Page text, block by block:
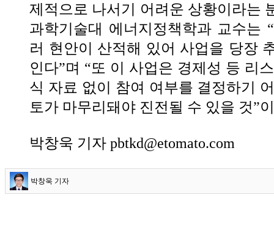
제적으로 나서기 어려운 상황이라는
과학기술대 에너지정책학과 교수는
러 현안이 산적해 있어 사업을 당장
인다”며 “또 이 사업은 경제성 등 리
식 자료 없이 참여 여부를 결정하기
토가 마무리돼야 진전될 수 있을 것”
박창욱 기자 pbtkd@etomato.com
박창욱 기자